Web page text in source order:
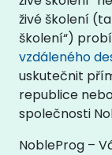
živé školení
školení“)
vzdáleného
uskutečnit
republice
společnosti
NobleProg –